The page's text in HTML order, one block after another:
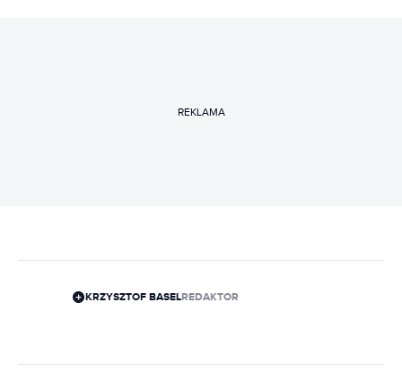
REKLAMA
KRZYSZTOF BASELREDAKTOR